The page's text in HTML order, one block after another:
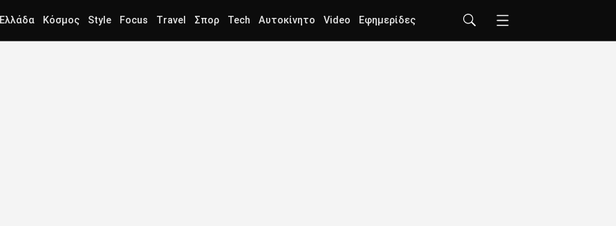
Ελλάδα Κόσμος Style Focus Travel Σπορ Tech Αυτοκίνητο Video Εφημερίδες